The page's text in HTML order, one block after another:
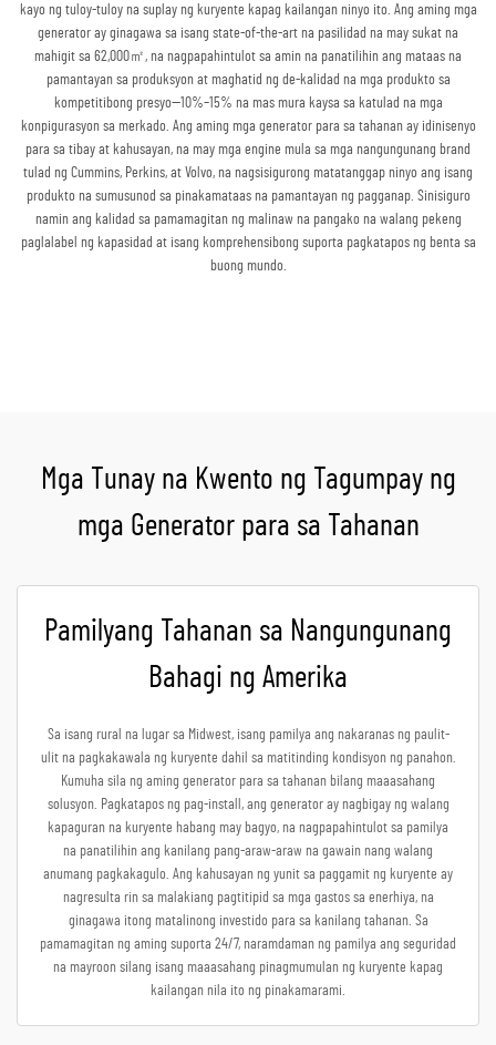
kayo ng tuloy-tuloy na suplay ng kuryente kapag kailangan ninyo ito. Ang aming mga
generator ay ginagawa sa isang state-of-the-art na pasilidad na may sukat na
mahigit sa 62,000㎡, na nagpapahintulot sa amin na panatilihin ang mataas na
pamantayan sa produksyon at maghatid ng de-kalidad na mga produkto sa
kompetitibong presyo—10%–15% na mas mura kaysa sa katulad na mga
konpigurasyon sa merkado. Ang aming mga generator para sa tahanan ay idinisenyo
para sa tibay at kahusayan, na may mga engine mula sa mga nangungunang brand
tulad ng Cummins, Perkins, at Volvo, na nagsisigurong matatanggap ninyo ang isang
produkto na sumusunod sa pinakamataas na pamantayan ng pagganap. Sinisiguro
namin ang kalidad sa pamamagitan ng malinaw na pangako na walang pekeng
paglalabel ng kapasidad at isang komprehensibong suporta pagkatapos ng benta sa
buong mundo.
Mga Tunay na Kwento ng Tagumpay ng
mga Generator para sa Tahanan
Pamilyang Tahanan sa Nangungunang
Bahagi ng Amerika
Sa isang rural na lugar sa Midwest, isang pamilya ang nakaranas ng paulit-
ulit na pagkakawala ng kuryente dahil sa matitinding kondisyon ng panahon.
Kumuha sila ng aming generator para sa tahanan bilang maaasahang
solusyon. Pagkatapos ng pag-install, ang generator ay nagbigay ng walang
kapaguran na kuryente habang may bagyo, na nagpapahintulot sa pamilya
na panatilihin ang kanilang pang-araw-araw na gawain nang walang
anumang pagkakagulo. Ang kahusayan ng yunit sa paggamit ng kuryente ay
nagresulta rin sa malakiang pagtitipid sa mga gastos sa enerhiya, na
ginagawa itong matalinong investido para sa kanilang tahanan. Sa
pamamagitan ng aming suporta 24/7, naramdaman ng pamilya ang seguridad
na mayroon silang isang maaasahang pinagmumulan ng kuryente kapag
kailangan nila ito ng pinakamarami.